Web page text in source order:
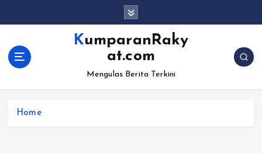
KumparanRaky
at.com
Mengulas Berita Terkini
Home